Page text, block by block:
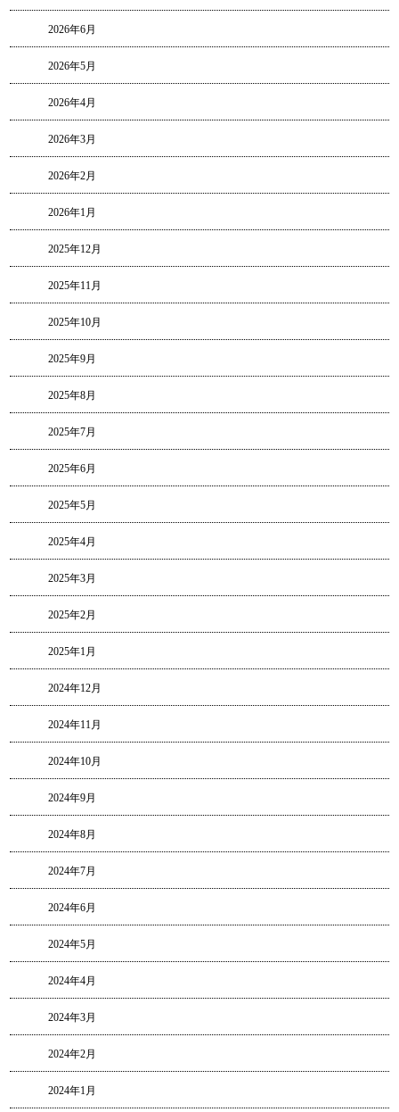
2026年6月
2026年5月
2026年4月
2026年3月
2026年2月
2026年1月
2025年12月
2025年11月
2025年10月
2025年9月
2025年8月
2025年7月
2025年6月
2025年5月
2025年4月
2025年3月
2025年2月
2025年1月
2024年12月
2024年11月
2024年10月
2024年9月
2024年8月
2024年7月
2024年6月
2024年5月
2024年4月
2024年3月
2024年2月
2024年1月